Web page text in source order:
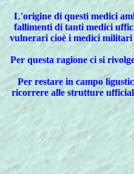
L'origine di questi medici
fallimenti di tanti medici
vulnerari cioè i medici
Per questa ragione ci si
Per restare in campo
ricorrere alle strutture